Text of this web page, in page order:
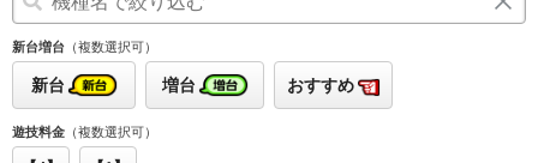
新台増台 （複数選択可）
新台 増台 おすすめ
遊技料金 （複数選択可）